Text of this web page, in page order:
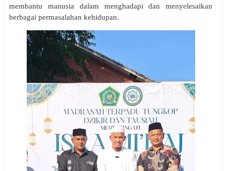
membantu manusia dalam menghadapi dan menyelesaikan
berbagai permasalahan kehidupan.